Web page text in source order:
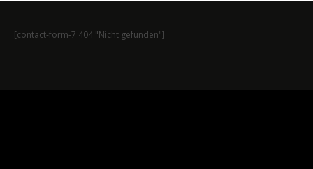
[contact-form-7 404 "Nicht gefunden"]